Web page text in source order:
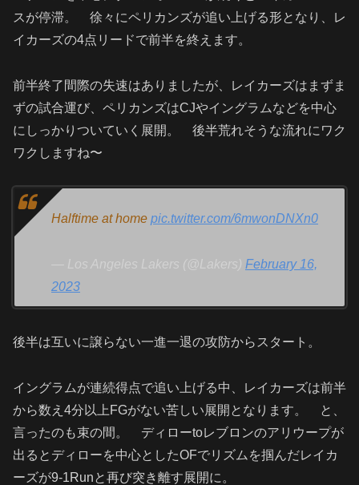
スが停滞。 徐々にペリカンズが追い上げる形となり、レ
イカーズの4点リードで前半を終えます。
前半終了間際の失速はありましたが、レイカーズはまずま
ずの試合運び、ペリカンズはCJやイングラムなどを中心
にしっかりついていく展開。 後半荒れそうな流れにワク
ワクしますね〜
Halftime at home pic.twitter.com/6mwonDNXn0
— Los Angeles Lakers (@Lakers) February 16,
2023
後半は互いに譲らない一進一退の攻防からスタート。
イングラムが連続得点で追い上げる中、レイカーズは前半
から数え4分以上FGがない苦しい展開となります。 と、
言ったのも束の間。 ディローtoレブロンのアリウープが
出るとディローを中心としたOFでリズムを掴んだレイカ
ーズが9-1Runと再び突き離す展開に。